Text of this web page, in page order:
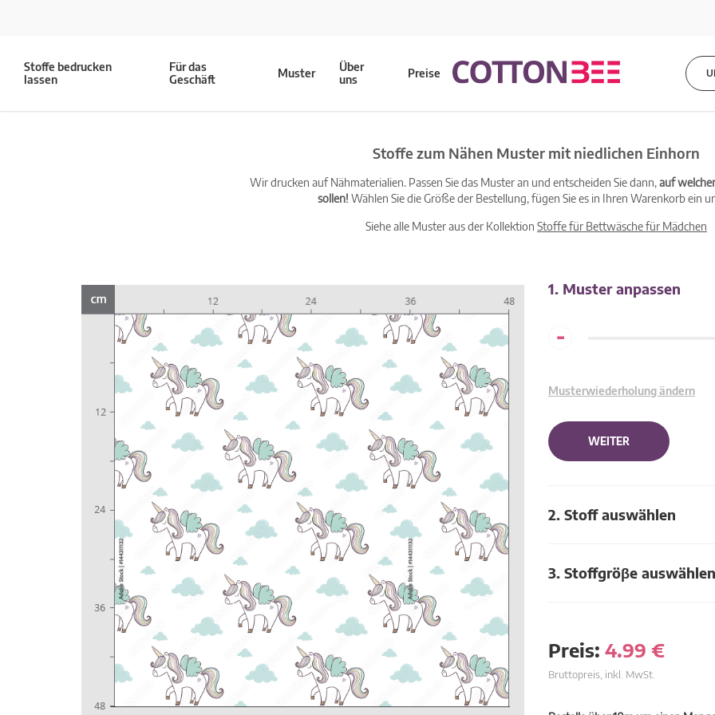
Stoffe bedrucken
lassen
Für das
Geschäft
Muster
Über
uns
Preise
Stoffe zum Nähen Muster mit niedlichen Einhorn
Wir drucken auf Nähmaterialien. Passen Sie das Muster an und entscheiden Sie dann,auf
sollen! Wählen Sie die Größe der Bestellung, fügen Sie es in Ihren Warenkorb ein
Siehe alle Muster aus der Kollektion Stoffe für Bettwäsche für Mädchen
1. Muster anpassen
-
Musterwiederholung ändern
WEITER
2. Stoff auswählen
3. Stoffgröβe auswählen
Preis: 4.99 €
Bruttopreis, inkl. MwSt.